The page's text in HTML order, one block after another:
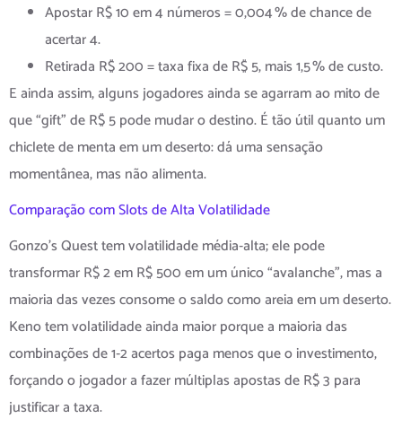
Apostar R$ 10 em 4 números = 0,004 % de chance de
acertar 4.
Retirada R$ 200 = taxa fixa de R$ 5, mais 1,5 % de custo.
E ainda assim, alguns jogadores ainda se agarram ao mito de
que “gift” de R$ 5 pode mudar o destino. É tão útil quanto um
chiclete de menta em um deserto: dá uma sensação
momentânea, mas não alimenta.
Comparação com Slots de Alta Volatilidade
Gonzo’s Quest tem volatilidade média‑alta; ele pode
transformar R$ 2 em R$ 500 em um único “avalanche”, mas a
maioria das vezes consome o saldo como areia em um deserto.
Keno tem volatilidade ainda maior porque a maioria das
combinações de 1‑2 acertos paga menos que o investimento,
forçando o jogador a fazer múltiplas apostas de R$ 3 para
justificar a taxa.